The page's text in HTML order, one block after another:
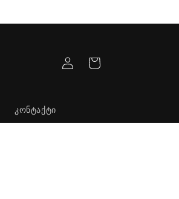
კონტაქტი
შესვლა კალათა